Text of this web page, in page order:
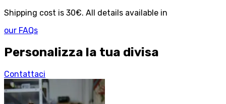
Shipping cost is 30€. All details available in
our FAQs
Personalizza la tua divisa
Contattaci